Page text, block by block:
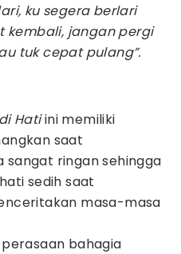
ku segera berlari
kembali, jangan pergi
tuk cepat pulang”.
Hatiini memiliki
saat
sangat ringan sehingga
sedih saat
masa-masa
bahagia